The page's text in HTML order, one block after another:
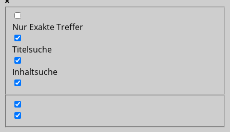
Nur Exakte Treffer
Titelsuche
Inhaltsuche